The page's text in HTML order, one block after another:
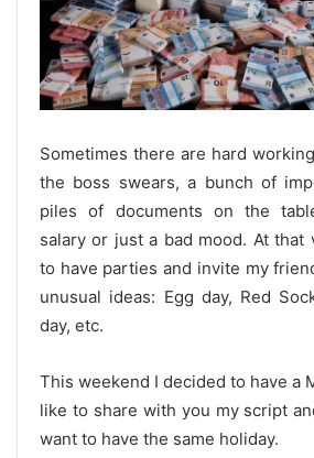
Sometimes there are hard
the boss swears, a bunch of
piles of documents on the
salary or just a bad mood. At that
to have parties and invite my
unusual ideas: Egg day, Red
day, etc.
This weekend I decided to have a
like to share with you my script
want to have the same holiday.